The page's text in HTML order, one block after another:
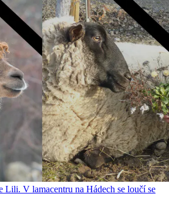
Lili. V lamacentru na Hádech se loučí se